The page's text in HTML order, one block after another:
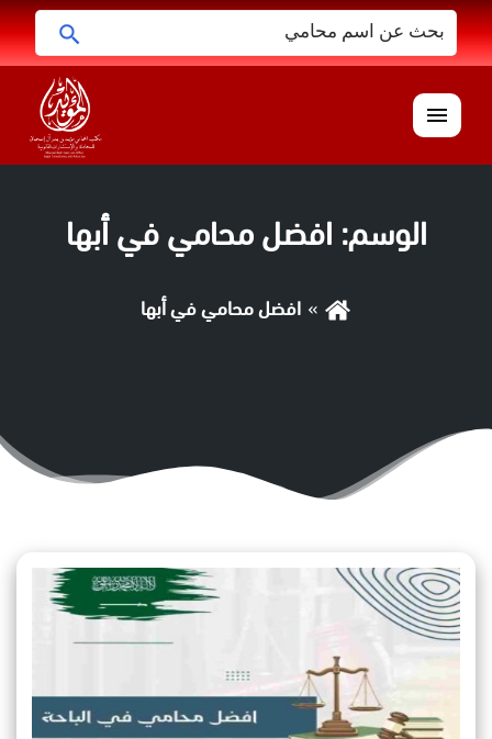
البحث
عن:
القائمة
الوسم: افضل محامي في أبها
افضل محامي في أبها